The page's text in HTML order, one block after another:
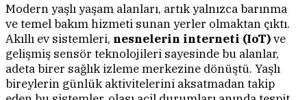
Modern yaşlı yaşam alanları, artık yalnızca barınma
ve temel bakım hizmeti sunan yerler olmaktan çıktı.
Akıllı ev sistemleri, nesnelerin interneti (IoT)ve
gelişmiş sensör teknolojileri sayesinde bu alanlar,
adeta birer sağlık izleme merkezine dönüştü. Yaşlı
bireylerin günlük aktivitelerini aksatmadan takip